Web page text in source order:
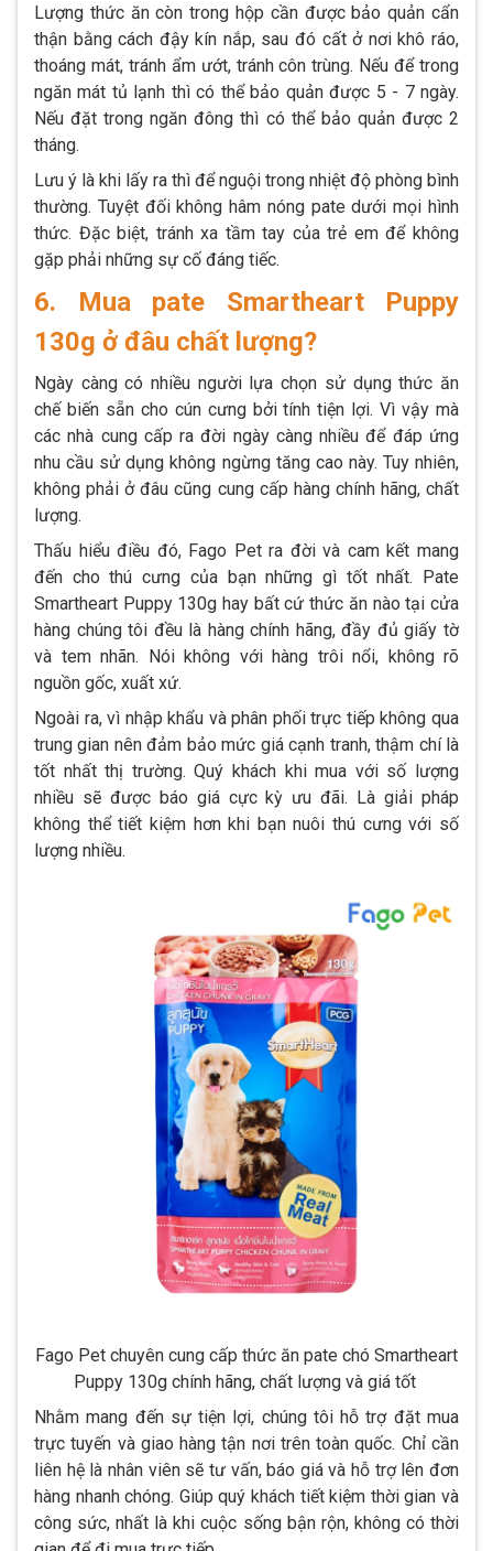
Lượng thức ăn còn trong hộp cần được bảo quản cẩn
thận bằng cách đậy kín nắp, sau đó cất ở nơi khô ráo,
thoáng mát, tránh ẩm ướt, tránh côn trùng. Nếu để trong
ngăn mát tủ lạnh thì có thể bảo quản được 5 - 7 ngày.
Nếu đặt trong ngăn đông thì có thể bảo quản được 2
tháng.
Lưu ý là khi lấy ra thì để nguội trong nhiệt độ phòng bình
thường. Tuyệt đối không hâm nóng pate dưới mọi hình
thức. Đặc biệt, tránh xa tầm tay của trẻ em để không
gặp phải những sự cố đáng tiếc.
6. Mua pate Smartheart Puppy
130g ở đâu chất lượng?
Ngày càng có nhiều người lựa chọn sử dụng thức ăn
chế biến sẵn cho cún cưng bởi tính tiện lợi. Vì vậy mà
các nhà cung cấp ra đời ngày càng nhiều để đáp ứng
nhu cầu sử dụng không ngừng tăng cao này. Tuy nhiên,
không phải ở đâu cũng cung cấp hàng chính hãng, chất
lượng.
Thấu hiểu điều đó, Fago Pet ra đời và cam kết mang
đến cho thú cưng của bạn những gì tốt nhất. Pate
Smartheart Puppy 130g hay bất cứ thức ăn nào tại cửa
hàng chúng tôi đều là hàng chính hãng, đầy đủ giấy tờ
và tem nhãn. Nói không với hàng trôi nổi, không rõ
nguồn gốc, xuất xứ.
Ngoài ra, vì nhập khẩu và phân phối trực tiếp không qua
trung gian nên đảm bảo mức giá cạnh tranh, thậm chí là
tốt nhất thị trường. Quý khách khi mua với số lượng
nhiều sẽ được báo giá cực kỳ ưu đãi. Là giải pháp
không thể tiết kiệm hơn khi bạn nuôi thú cưng với số
lượng nhiều.
Fago Pet chuyên cung cấp thức ăn pate chó Smartheart
Puppy 130g chính hãng, chất lượng và giá tốt
Nhằm mang đến sự tiện lợi, chúng tôi hỗ trợ đặt mua
trực tuyến và giao hàng tận nơi trên toàn quốc. Chỉ cần
liên hệ là nhân viên sẽ tư vấn, báo giá và hỗ trợ lên đơn
hàng nhanh chóng. Giúp quý khách tiết kiệm thời gian và
công sức, nhất là khi cuộc sống bận rộn, không có thời